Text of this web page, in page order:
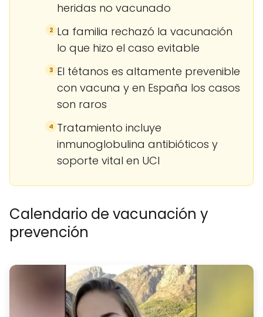
heridas no vacunado
2 La familia rechazó la vacunación
lo que hizo el caso evitable
3 El tétanos es altamente prevenible
con vacuna y en España los casos
son raros
4 Tratamiento incluye
inmunoglobulina antibióticos y
soporte vital en UCI
Calendario de vacunación y
prevención